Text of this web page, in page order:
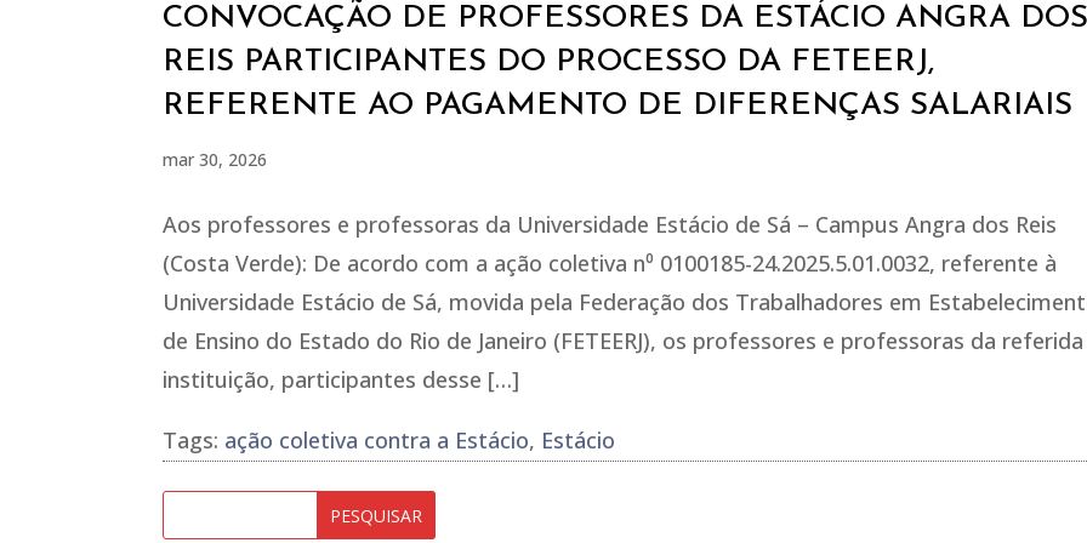
CONVOCAÇÃO DE PROFESSORES DA ESTÁCIO ANGRA DOS
REIS PARTICIPANTES DO PROCESSO DA FETEERJ,
REFERENTE AO PAGAMENTO DE DIFERENÇAS SALARIAIS
mar 30, 2026
Aos professores e professoras da Universidade Estácio de Sá – Campus Angra dos Reis
(Costa Verde): De acordo com a ação coletiva n⁰ 0100185-24.2025.5.01.0032, referente à
Universidade Estácio de Sá, movida pela Federação dos Trabalhadores em
de Ensino do Estado do Rio de Janeiro (FETEERJ), os professores e professoras da referida
instituição, participantes desse […]
Tags: ação coletiva contra a Estácio, Estácio